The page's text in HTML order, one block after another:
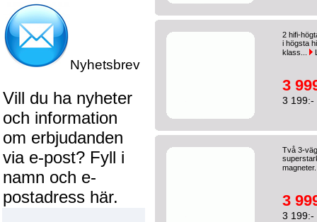
Nyhetsbrev
Vill du ha nyheter
och information
om erbjudanden
via e-post? Fyll i
namn och e-
postadress här.
2 hifi-
i högsta
klass...
3
3 199:-
Två 3-
3
3 199:-